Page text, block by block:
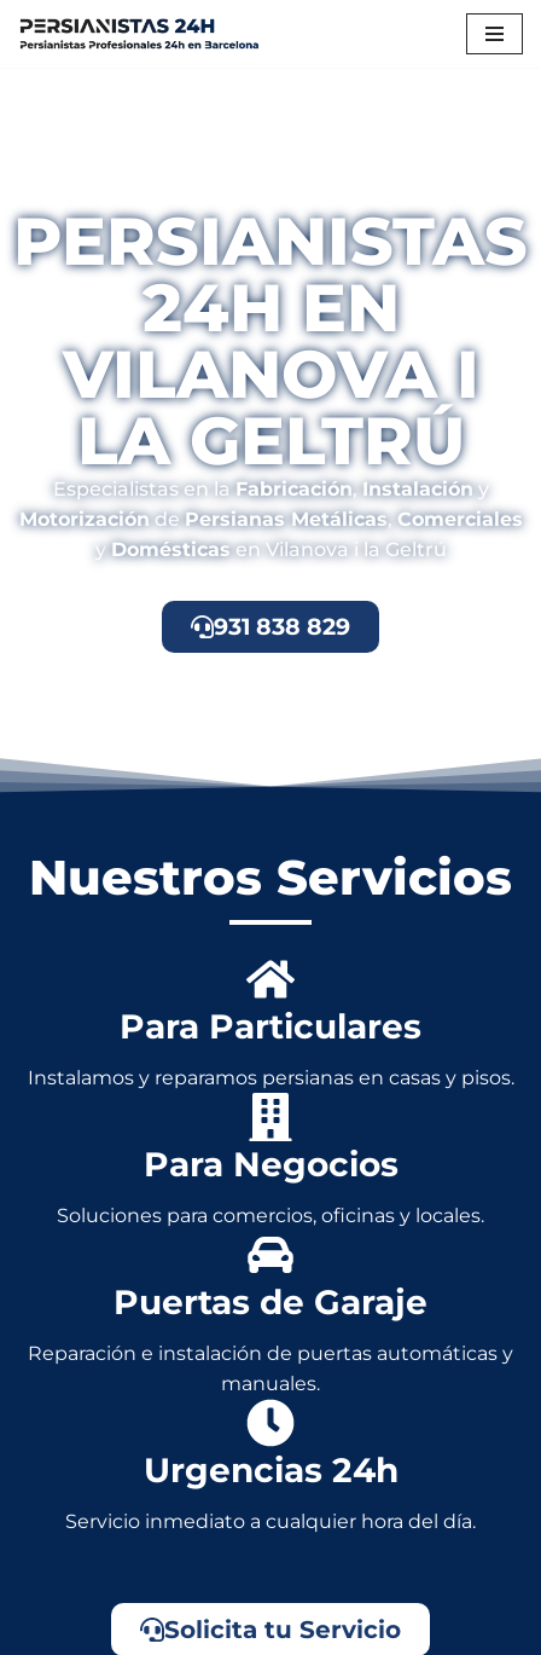
PERSIANISTAS
24H EN
VILANOVA I
LA GELTRÚ
Especialistas en laFabricación,Instalacióny
MotorizacióndePersianas Metálicas,Comerciales
yDomésticasen Vilanova i la Geltrú
931 838 829
Nuestros Servicios
Para Particulares
Instalamos y reparamos persianas en casas y pisos.
Para Negocios
Soluciones para comercios, oficinas y locales.
Puertas de Garaje
Reparación e instalación de puertas automáticas y
manuales.
Urgencias 24h
Servicio inmediato a cualquier hora del día.
Solicita tu Servicio